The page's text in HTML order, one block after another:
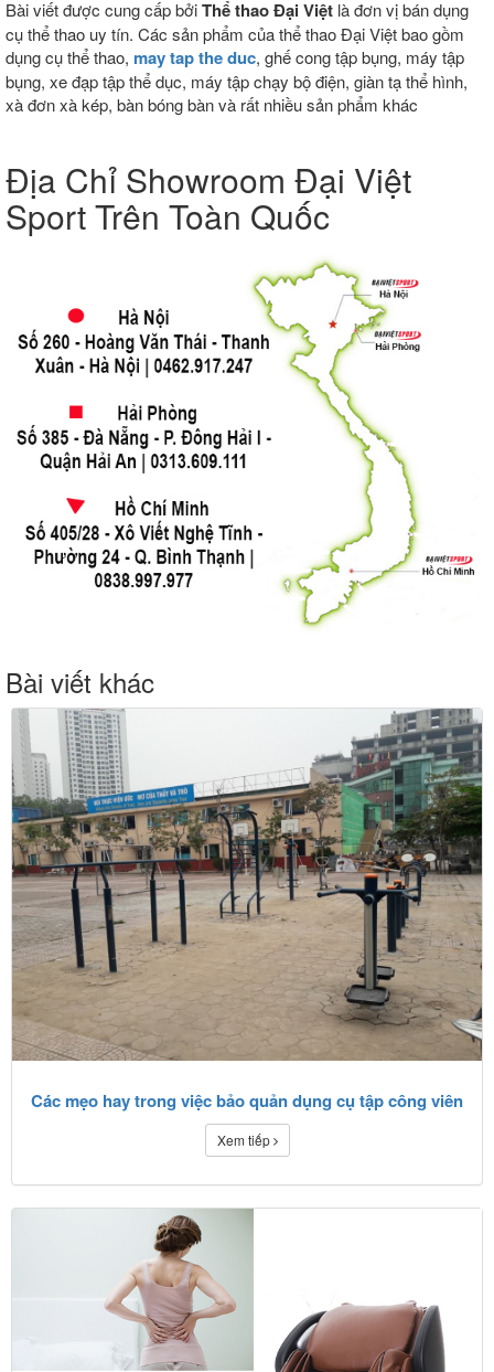
Bài viết được cung cấp bởiThể thao Đại Việt là đơn vị bán dụng
cụ thể thao uy tín. Các sản phẩm của thể thao Đại Việt bao gồm
dụng cụ thể thao, may tap the duc, ghế cong tập bụng, máy tập
bụng, xe đạp tập thể dục, máy tập chạy bộ điện, giàn tạ thể hình,
xà đơn xà kép, bàn bóng bàn và rất nhiều sản phẩm khác
Địa Chỉ Showroom Đại Việt
Sport Trên Toàn Quốc
Bài viết khác
Các mẹo hay trong việc bảo quản dụng cụ tập công viên
Xem tiếp